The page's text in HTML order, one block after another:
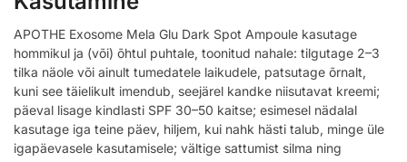
APOTHE Exosome Mela Glu Dark Spot Ampoule kasutage
hommikul ja (või) õhtul puhtale, toonitud nahale: tilgutage 2–3
tilka näole või ainult tumedatele laikudele, patsutage õrnalt,
kuni see täielikult imendub, seejärel kandke niisutavat kreemi;
päeval lisage kindlasti SPF 30–50 kaitse; esimesel nädalal
kasutage iga teine päev, hiljem, kui nahk hästi talub, minge üle
igapäevasele kasutamisele; vältige sattumist silma ning